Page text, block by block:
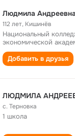
Людмила Андреевна
112 лет, Кишинёв
Национальный
экономической
Добавить в друзья
ЛЮДМИЛА
с. Терновка
1 школа